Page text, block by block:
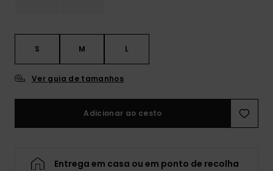
S M L
Ver guia de tamanhos
Adicionar ao cesto
Entrega em casa ou em ponto de recolha